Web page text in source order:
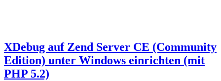
XDebug auf Zend Server CE (Community
Edition) unter Windows einrichten (mit
PHP 5.2)